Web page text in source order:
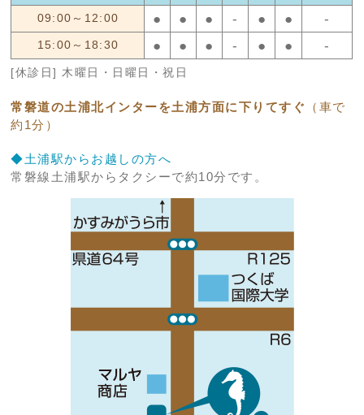
09:00～12:00 ● ● ● - ● ● -
15:00～18:30 ● ● ● - ● ● -
[休診日] 木曜日・日曜日・祝日
常磐道の土浦北インターを土浦方面に下りてすぐ
（車で
約1分）
◆土浦駅からお越しの方へ
常磐線土浦駅からタクシーで約10分です。